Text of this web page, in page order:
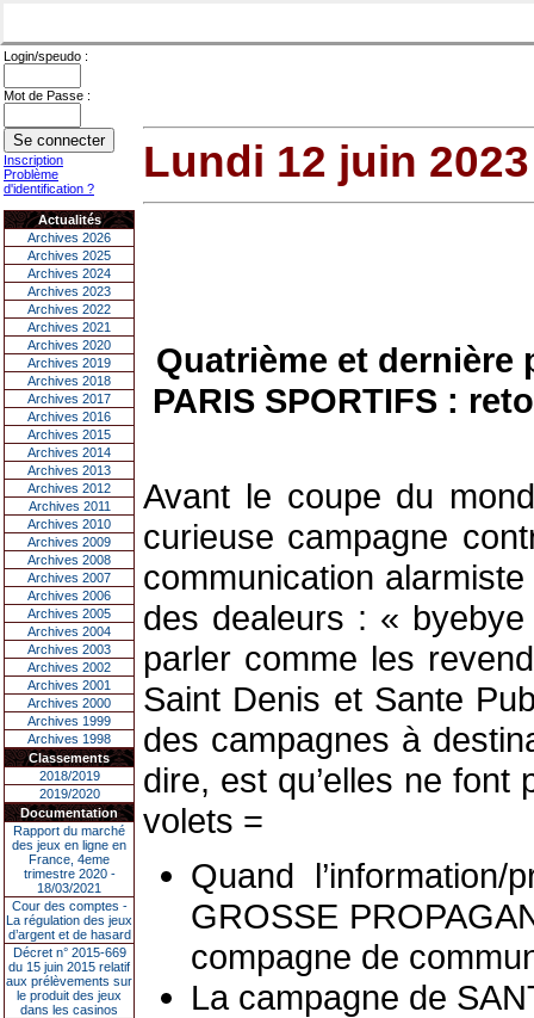
Login/speudo :
Mot de Passe :
Inscription
Problème
d'identification ?
Actualités
Archives 2026
Archives 2025
Archives 2024
Archives 2023
Archives 2022
Archives 2021
Archives 2020
Archives 2019
Archives 2018
Archives 2017
Archives 2016
Archives 2015
Archives 2014
Archives 2013
Archives 2012
Archives 2011
Archives 2010
Archives 2009
Archives 2008
Archives 2007
Archives 2006
Archives 2005
Archives 2004
Archives 2003
Archives 2002
Archives 2001
Archives 2000
Archives 1999
Archives 1998
Classements
2018/2019
2019/2020
Documentation
Rapport du marché
des jeux en ligne en
France, 4eme
trimestre 2020 -
18/03/2021
Cour des comptes -
La régulation des jeux
d’argent et de hasard
Décret n° 2015-669
du 15 juin 2015 relatif
aux prélèvements sur
le produit des jeux
dans les casinos
Lundi 12 juin 2023
Quatrième et dernière
PARIS SPORTIFS :
Avant le coupe du
curieuse campagne
communication
des dealeurs : «
parler comme les
Saint Denis et Sante
des campagnes à
dire, est qu’elles ne
volets =
Quand
GROSSE
compagne de
La campagne de